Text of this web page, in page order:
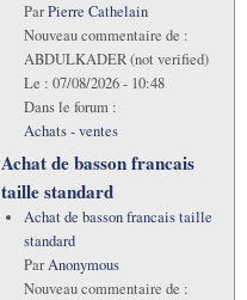
ParPierre Cathelain
Nouveau commentaire de :
ABDULKADER (not verified)
Le : 07/08/2026 - 10:48
Dans le forum :
Achats - ventes
Achat de basson francais
taille standard
Achat de basson francais taille
standard
ParAnonymous
Nouveau commentaire de :